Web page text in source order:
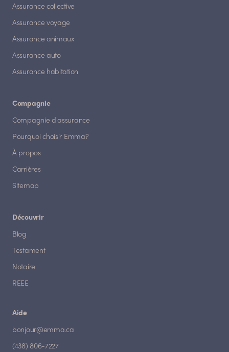
Assurance collective
Assurance voyage
Assurance animaux
Assurance auto
Assurance habitation
Compagnie
Compagnie d'assurance
Pourquoi choisir Emma?
À propos
Carrières
Sitemap
Découvrir
Blog
Testament
Notaire
REEE
Aide
bonjour@emma.ca
(438) 806-7227